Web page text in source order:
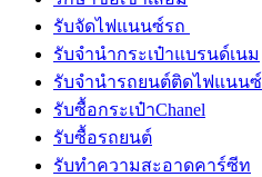
รับจัดไฟแนนซ์รถ
รับจำนำกระเป๋าแบรนด์เนม
รับจํานํารถยนต์ติดไฟแนนซ์
รับซื้อกระเป๋าChanel
รับซื้อรถยนต์
รับทำความสะอาดคาร์ซีท